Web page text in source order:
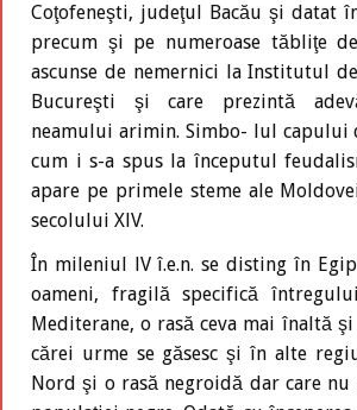
Coţofeneşti, judeţul Bacău şi datat
precum şi pe numeroase tăbliţe
ascunse de nemernici la Institutul
Bucureşti şi care prezintă
neamului arimin. Simbo- lul capului
cum i s-a spus la începutul
apare pe primele steme ale
secolului XlV.
În mileniul lV î.e.n. se disting în
oameni, fragilă specifică
Mediterane, o rasă ceva mai înaltă
cărei urme se găsesc şi în alte
Nord şi o rasă negroidă dar care